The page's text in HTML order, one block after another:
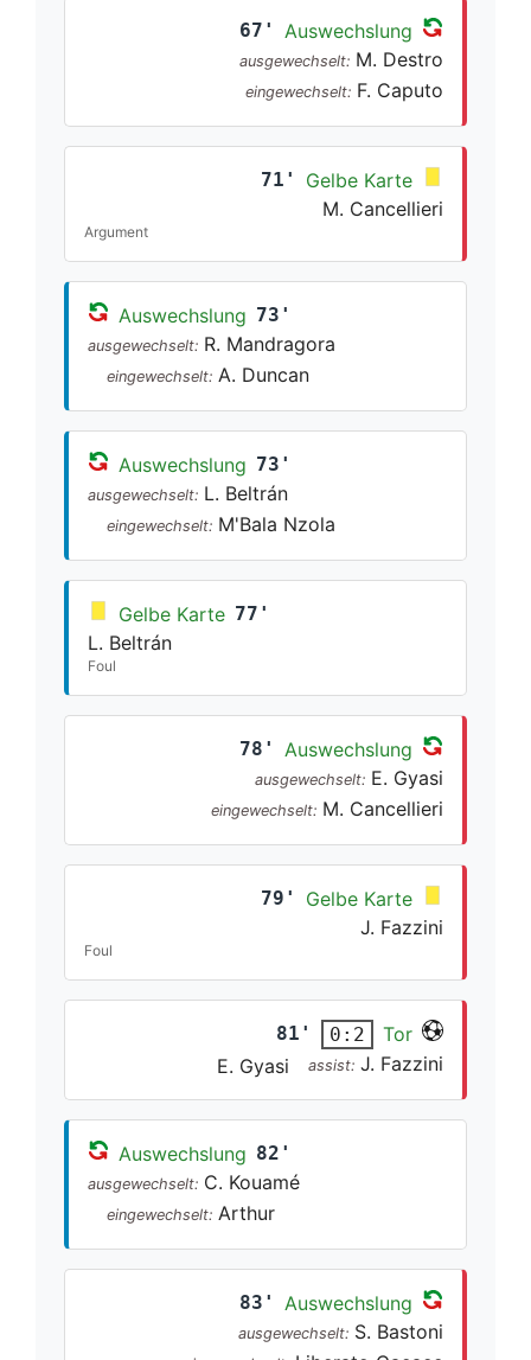
67' Auswechslung
ausgewechselt: M. Destro
eingewechselt: F. Caputo
71'
Gelbe Karte
M. Cancellieri
Argument
Auswechslung 73'
ausgewechselt: R. Mandragora
eingewechselt: A. Duncan
Auswechslung 73'
ausgewechselt: L. Beltrán
eingewechselt: M'Bala Nzola
Gelbe Karte 77'
L. Beltrán
Foul
78' Auswechslung
ausgewechselt: E. Gyasi
eingewechselt: M. Cancellieri
79'
Gelbe Karte
J. Fazzini
Foul
81' 0:2
Tor
E. Gyasi
assist: J. Fazzini
Auswechslung 82'
ausgewechselt: C. Kouamé
eingewechselt: Arthur
83' Auswechslung
ausgewechselt: S. Bastoni